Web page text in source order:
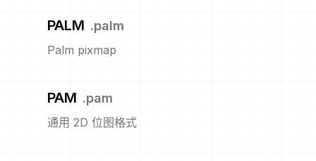
PALM .palm
Palm pixmap
PAM .pam
通用 2D 位图格式